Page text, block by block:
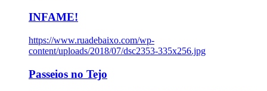
INFAME!
https://www.ruadebaixo.com/wp-
content/uploads/2018/07/dsc2353-335x256.jpg
Passeios no Tejo